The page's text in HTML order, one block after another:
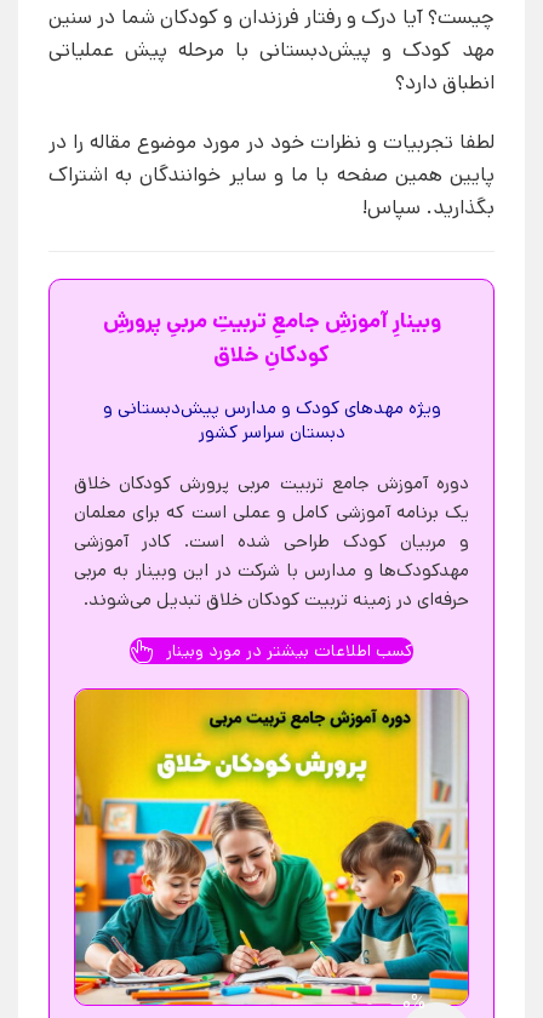
چیست؟ آیا درک و رفتار فرزندان و کودکان شما در سنین
مهد کودک و پیش‌دبستانی با مرحله پیش عملیاتی
انطباق دارد؟
لطفا تجربیات و نظرات خود در مورد موضوع مقاله را در
پایین همین صفحه با ما و سایر خوانندگان به اشتراک
بگذارید. سپاس!
وبینارِ آموزشِ جامعِ تربیتِ مربیِ پرورشِ
کودکانِ خلاق
ویژه مهدهای کودک و مدارس پیش‌دبستانی و
دبستان سراسر کشور
دوره آموزش جامع تربیت مربی پرورش کودکان خلاق
یک برنامه آموزشی کامل و عملی است که برای معلمان
و مربیان کودک طراحی شده است. کادر آموزشی
مهدکودک‌ها و مدارس با شرکت در این وبینار به مربی
حرفه‌ای در زمینه تربیت کودکان خلاق تبدیل می‌شوند.
کسب اطلاعات بیشتر در مورد وبینار
0%